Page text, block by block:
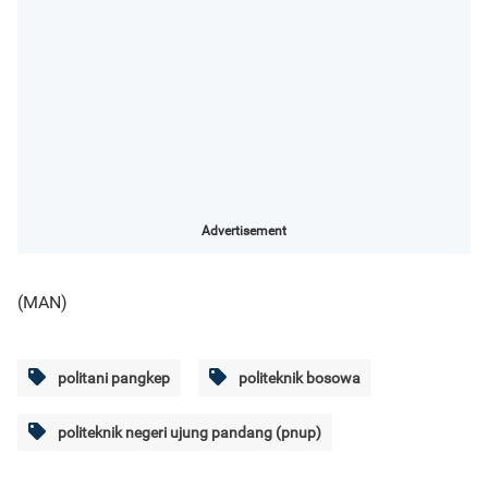
Advertisement
(MAN)
politani pangkep politeknik bosowa
politeknik negeri ujung pandang (pnup)